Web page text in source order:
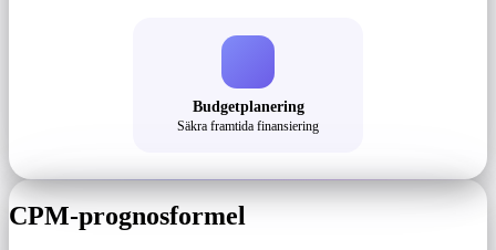
Budgetplanering
Säkra framtida finansiering
CPM-prognosformel